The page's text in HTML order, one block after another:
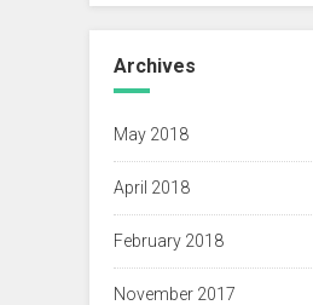
Archives
May 2018
April 2018
February 2018
November 2017